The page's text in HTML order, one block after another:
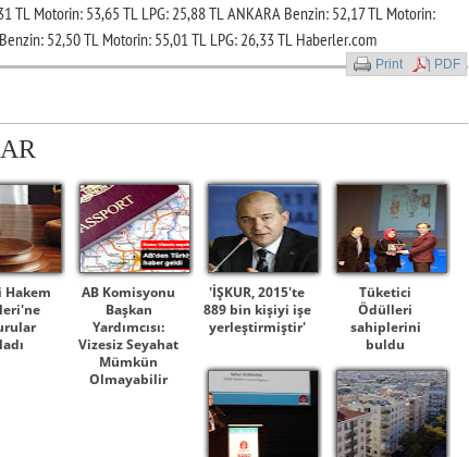
TL Motorin: 53,65 TL LPG: 25,88 TL ANKARA Benzin: 52,17 TL Motorin:
52,50 TL Motorin: 55,01 TL LPG: 26,33 TL Haberler.com
Print PDF
Hakem
AB Komisyonu
Başkan
Yardımcısı:
Vizesiz Seyahat
Mümkün
Olmayabilir
'İŞKUR, 2015'te
889 bin kişiyi işe
yerleştirmiştir'
Tüketici
Ödülleri
sahiplerini
buldu